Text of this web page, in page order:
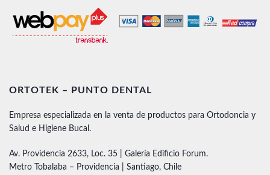
ORTOTEK – PUNTO DENTAL
Empresa especializada en la venta de productos para Ortodoncia y
Salud e Higiene Bucal.
Av. Providencia 2633, Loc. 35 | Galería Edificio Forum.
Metro Tobalaba – Providencia | Santiago, Chile